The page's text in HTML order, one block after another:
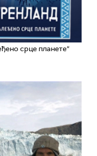
срце планете“